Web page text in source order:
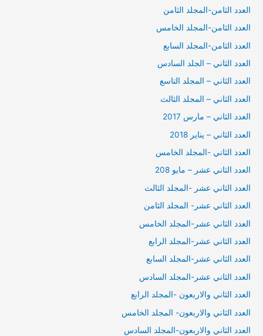
العدد الثامن-المجلد الثامن
العدد الثامن-المجلد الخامس
العدد الثامن-المجلد السابع
العدد الثاني – الجلد السادس
العدد الثاني – المجلد التاسع
العدد الثاني – المجلد الثالث
العدد الثاني – مارس 2017
العدد الثاني – يناير 2018
العدد الثاني -المجلد الخامس
العدد الثاني عشر – مايو 208
العدد الثاني عشر -المجلد الثالث
العدد الثاني عشر- المجلد الثامن
العدد الثاني عشر-المجلد الخامس
العدد الثاني عشر-المجلد الرابع
العدد الثاني عشر-المجلد السابع
العدد الثاني عشر-المجلد السادس
العدد الثاني والاربعون -المجلد الرابع
العدد الثاني والاربعون- المجلد الخامس
العدد الثاني والاربعون-المجلد السادس